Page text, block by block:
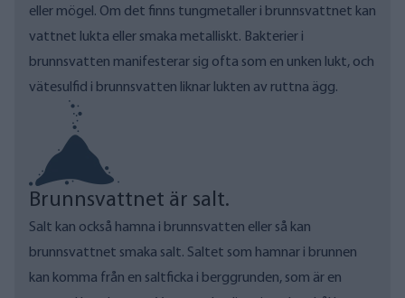
eller mögel. Om det finns tungmetaller i brunnsvattnet kan
vattnet lukta eller smaka metalliskt. Bakterier i
brunnsvatten manifesterar sig ofta som en unken lukt, och
vätesulfid i brunnsvatten liknar lukten av ruttna ägg.
Brunnsvattnet är salt.
Salt kan också hamna i brunnsvatten eller så kan
brunnsvattnet smaka salt. Saltet som hamnar i brunnen
kan komma från en saltficka i berggrunden, som är en